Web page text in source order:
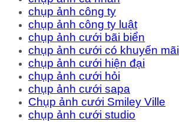
chụp ảnh công ty
chụp ảnh công ty luật
chụp ảnh cưới bãi biển
chụp ảnh cưới có khuyến mãi
chụp ảnh cưới hiện đại
chụp ảnh cưới hỏi
chụp ảnh cưới sapa
Chụp ảnh cưới Smiley Ville
chụp ảnh cưới studio